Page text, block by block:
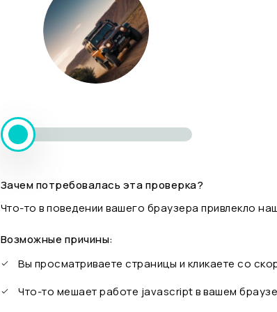
Зачем потребовалась эта проверка?
Что-то в поведении вашего браузера привлекло
Возможные причины:
Вы просматриваете страницы и кликаете со
Что-то мешает работе javascript в вашем